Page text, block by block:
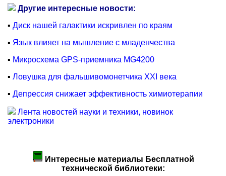
Другие интересные новости:
▪ Диск нашей галактики искривлен по краям
▪ Язык влияет на мышление с младенчества
▪ Микросхема GPS-приемника MG4200
▪ Ловушка для фальшивомонетчика XXI века
▪ Депрессия снижает эффективность химиотерапии
Лента новостей науки и техники, новинок
электроники
Интересные материалы Бесплатной
технической библиотеки: